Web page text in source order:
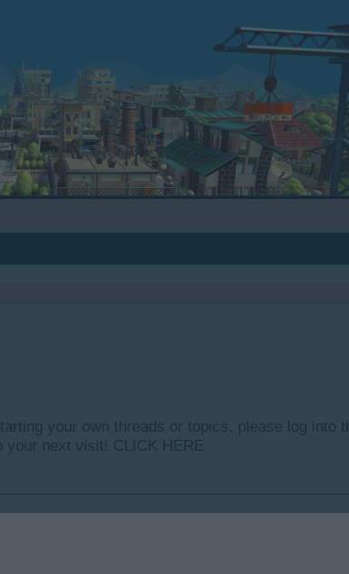
your own threads or topics, please log into
your next visit! CLICK HERE